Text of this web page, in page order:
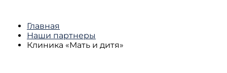
Главная
Наши партнеры
Клиника «Мать и дитя»